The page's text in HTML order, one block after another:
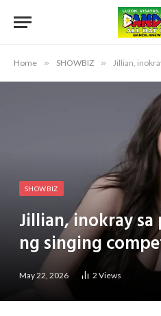
Home » SHOWBIZ » Jillian, inokray
SHOWBIZ
Jillian, inokray
ng singing
May 22, 2026 2 Views